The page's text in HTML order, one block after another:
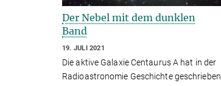
Der Nebel mit dem dunklen
Band
19. JULI 2021
Die aktive Galaxie Centaurus A hat in der
Radioastronomie Geschichte geschrieben